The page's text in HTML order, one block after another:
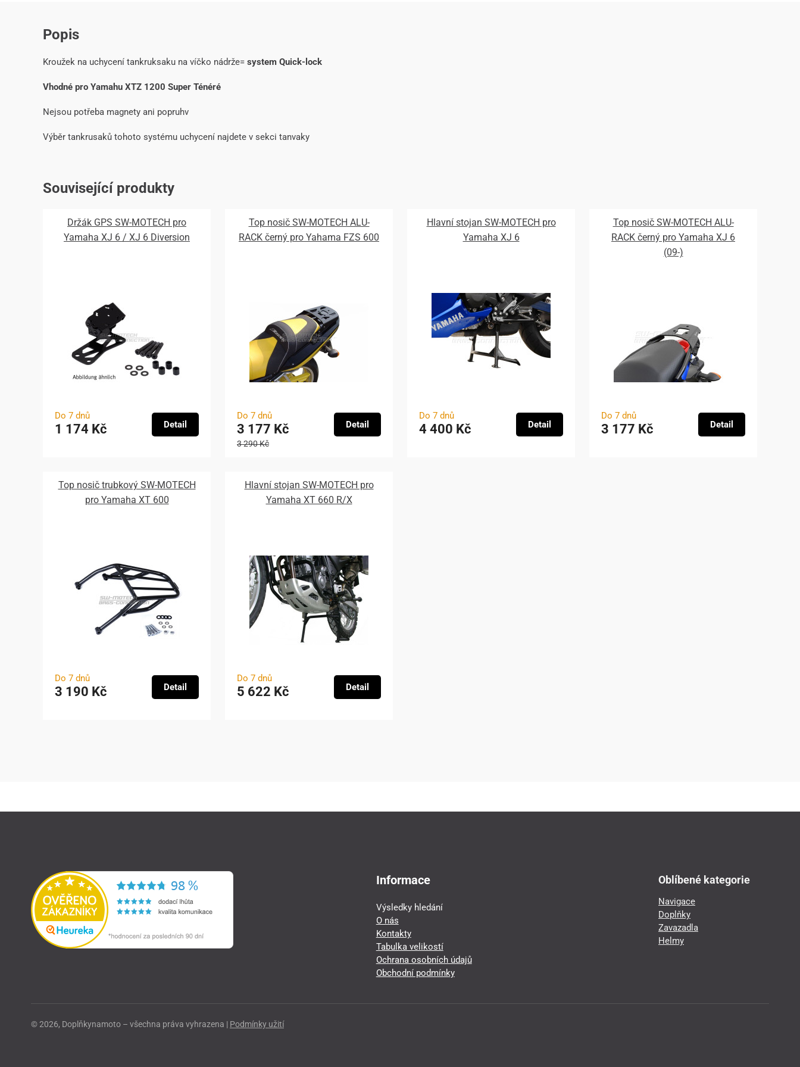
Popis
Kroužek na uchycení tankruksaku na víčko nádrže= system Quick-lock
Vhodné pro Yamahu XTZ 1200 Super Ténéré
Nejsou potřeba magnety ani popruhv
Výběr tankrusaků tohoto systému uchycení najdete v sekci tanvaky
Související produkty
Držák GPS SW-MOTECH pro
Yamaha XJ 6 / XJ 6 Diversion
Do 7 dnů
1 174 Kč Detail
Top nosič SW-MOTECH ALU-
RACK černý pro Yahama FZS 600
Do 7 dnů
3 177 Kč
3 290 Kč
Detail
Hlavní stojan SW-MOTECH pro
Yamaha XJ 6
Do 7 dnů
4 400 Kč Detail
Top nosič SW-MOTECH ALU-
RACK černý pro Yamaha XJ 6
(09-)
Do 7 dnů
3 177 Kč Detail
Top nosič trubkový SW-MOTECH
pro Yamaha XT 600
Do 7 dnů
3 190 Kč Detail
Hlavní stojan SW-MOTECH pro
Yamaha XT 660 R/X
Do 7 dnů
5 622 Kč Detail
Informace
Výsledky hledání
O nás
Kontakty
Tabulka velikostí
Ochrana osobních údajů
Obchodní podmínky
Oblíbené kategorie
Navigace
Doplňky
Zavazadla
Helmy
© 2026, Doplňkynamoto – všechna práva vyhrazena | Podmínky užití